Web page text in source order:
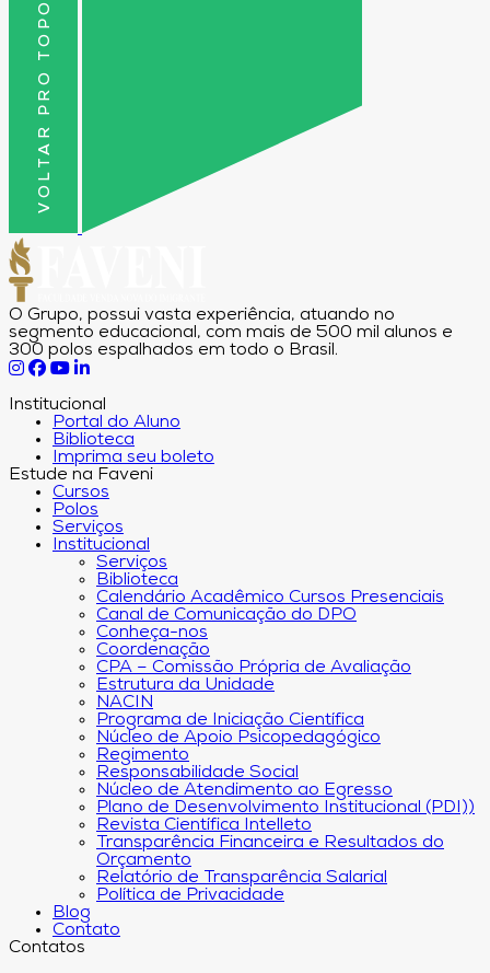
VOLTAR PRO TOPO
O Grupo, possui vasta experiência, atuando no
segmento educacional, com mais de 500 mil alunos e
300 polos espalhados em todo o Brasil.
Institucional
Portal do Aluno
Biblioteca
Imprima seu boleto
Estude na Faveni
Cursos
Polos
Serviços
Institucional
Serviços
Biblioteca
Calendário Acadêmico Cursos Presenciais
Canal de Comunicação do DPO
Conheça-nos
Coordenação
CPA – Comissão Própria de Avaliação
Estrutura da Unidade
NACIN
Programa de Iniciação Científica
Núcleo de Apoio Psicopedagógico
Regimento
Responsabilidade Social
Núcleo de Atendimento ao Egresso
Plano de Desenvolvimento Institucional (PDI))
Revista Científica Intelleto
Transparência Financeira e Resultados do
Orçamento
Relatório de Transparência Salarial
Política de Privacidade
Blog
Contato
Contatos